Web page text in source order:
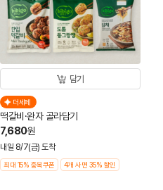
담기
더세페
떡갈비·완자 골라담기
7,680원
내일 8/7(금) 도착
최대 15% 중복쿠폰 4개 사면 35% 할인